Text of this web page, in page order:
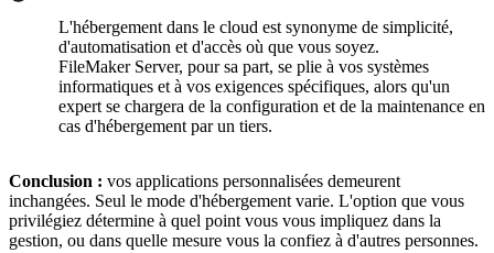
L'hébergement dans le cloud est synonyme de simplicité,
d'automatisation et d'accès où que vous soyez.
FileMaker Server, pour sa part, se plie à vos systèmes
informatiques et à vos exigences spécifiques, alors qu'un
expert se chargera de la configuration et de la maintenance en
cas d'hébergement par un tiers.
Conclusion : vos applications personnalisées demeurent
inchangées. Seul le mode d'hébergement varie. L'option que vous
privilégiez détermine à quel point vous vous impliquez dans la
gestion, ou dans quelle mesure vous la confiez à d'autres personnes.